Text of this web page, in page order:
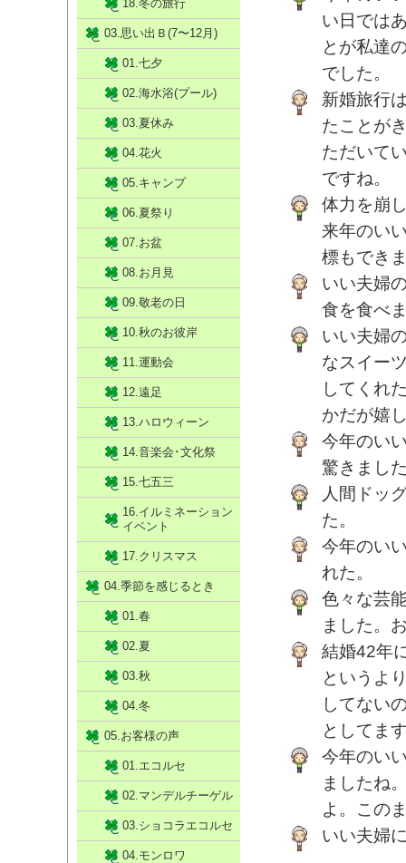
い日では
とが私達
でした。
新婚旅行
たことが
ただいて
ですね。
体力を崩
来年のい
標もでき
いい夫婦
食を食べ
いい夫婦
なスイー
してくれ
かだが嬉
今年のい
驚きまし
人間ドッ
た。
今年のい
れた。
色々な芸
ました。
結婚42年
というよ
してない
としてま
今年のい
ましたね
よ。この
いい夫婦
18.冬の旅行
03.思い出Ｂ(7〜12月)
01.七夕
02.海水浴(プール)
03.夏休み
04.花火
05.キャンプ
06.夏祭り
07.お盆
08.お月見
09.敬老の日
10.秋のお彼岸
11.運動会
12.遠足
13.ハロウィーン
14.音楽会･文化祭
15.七五三
16.イルミネーション
イベント
17.クリスマス
04.季節を感じるとき
01.春
02.夏
03.秋
04.冬
05.お客様の声
01.エコルセ
02.マンデルチーゲル
03.ショコラエコルセ
04.モンロワ